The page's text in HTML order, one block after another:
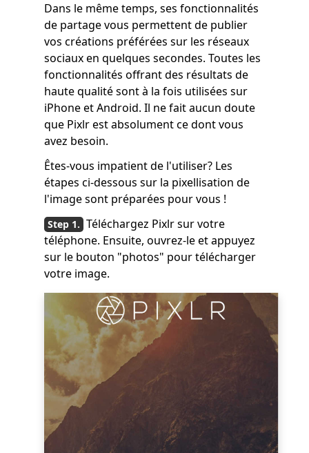
Dans le même temps, ses fonctionnalités
de partage vous permettent de publier
vos créations préférées sur les réseaux
sociaux en quelques secondes. Toutes les
fonctionnalités offrant des résultats de
haute qualité sont à la fois utilisées sur
iPhone et Android. Il ne fait aucun doute
que Pixlr est absolument ce dont vous
avez besoin.
Êtes-vous impatient de l'utiliser? Les
étapes ci-dessous sur la pixellisation de
l'image sont préparées pour vous !
Téléchargez Pixlr sur votre
téléphone. Ensuite, ouvrez-le et appuyez
sur le bouton "photos" pour télécharger
votre image.